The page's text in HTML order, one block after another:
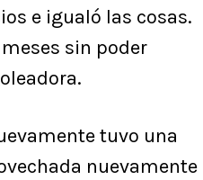
e igualó las cosas.
sin poder
tuvo una
nuevamente